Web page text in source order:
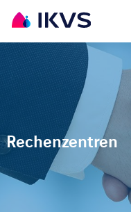
Rechenzentren